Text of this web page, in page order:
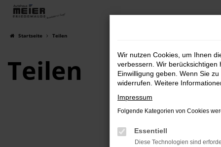
Zum
springen
Startseite Teilen
Teilen
Wir nutzen Cookies, um Ihnen
verbessern. Wir
Einwilligung geben. Wenn Sie
widerrufen. Weitere
Impressum
Folgende Kategorien von Cookies
Essentiell
Diese Technologien sind